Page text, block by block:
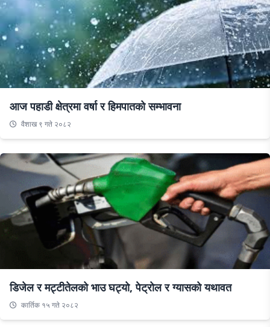
आज पहाडी क्षेत्रमा वर्षा र हिमपातको सम्भावना
वैशाख ९ गते २०८२
डिजेल र मट्टीतेलको भाउ घट्यो, पेट्रोल र ग्यासको यथावत
कार्तिक १५ गते २०८२